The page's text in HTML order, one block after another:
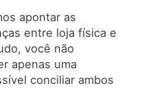
apontar as
entre loja física e
você não
apenas uma
conciliar ambos